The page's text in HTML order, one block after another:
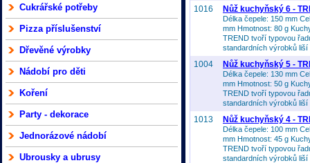
brusy a brousky
Cukrářské potřeby
Pizza příslušenství
Dřevěné výrobky
Nádobí pro děti
Koření
Party - dekorace
Jednorázové nádobí
Ubrousky a ubrusy
1016 Nůž kuchyňský 6 -
Délka čepele: 150 mm
mm Hmotnost: 80 g
TREND tvoří typovou
standardních výrobků liší
1004 Nůž kuchyňský 5 -
Délka čepele: 130 mm
mm Hmotnost: 50 g
TREND tvoří typovou
standardních výrobků liší
1013 Nůž kuchyňský 4 -
Délka čepele: 100 mm
mm Hmotnost: 45 g
TREND tvoří typovou
standardních výrobků liší